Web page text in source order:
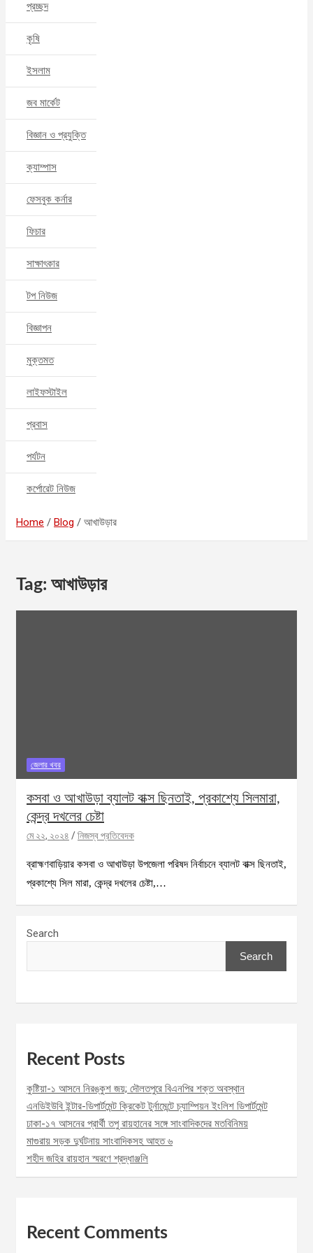
প্রচ্ছদ
কৃষি
ইসলাম
জব মার্কেট
বিজ্ঞান ও প্রযুক্তি
ক্যাম্পাস
ফেসবুক কর্নার
ফিচার
সাক্ষাৎকার
টপ নিউজ
বিজ্ঞাপন
মুক্তমত
লাইফস্টাইল
প্রবাস
পর্যটন
কর্পোরেট নিউজ
Home Blog আখাউড়ার
Tag: আখাউড়ার
জেলার খবর
কসবা ও আখাউড়া ব্যালট বাক্স ছিনতাই, প্রকাশ্যে সিলমারা,
কেন্দ্র দখলের চেষ্টা
মে ২২, ২০২৪ নিজস্ব প্রতিবেদক
ব্রাহ্মণবাড়িয়ার কসবা ও আখাউড়া উপজেলা পরিষদ নির্বাচনে ব্যালট বাক্স ছিনতাই,
প্রকাশ্যে সিল মারা, কেন্দ্র দখলের চেষ্টা,…
Search
Search
Recent Posts
কুষ্টিয়া-১ আসনে নিরঙ্কুশ জয়; দৌলতপুরে বিএনপির শক্ত অবস্থান
এনডিইউবি ইন্টার-ডিপার্টমেন্ট ক্রিকেট টুর্নামেন্টে চ্যাম্পিয়ন ইংলিশ ডিপার্টমেন্ট
ঢাকা-১৭ আসনের প্রার্থী তপু রায়হানের সঙ্গে সাংবাদিকদের মতবিনিময়
মাগুরায় সড়ক দুর্ঘটনায় সাংবাদিকসহ আহত ৬
শহীদ জহির রায়হান স্মরণে শ্রদ্ধাঞ্জলি
Recent Comments